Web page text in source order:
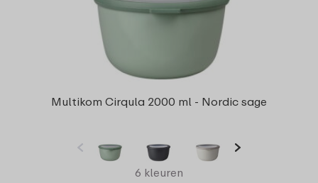
Multikom Cirqula 2000 ml - Nordic sage
6 kleuren